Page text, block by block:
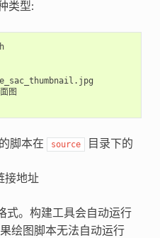
类型:
path/to/script.sh
脚本在 source
目录下的
接地址
式。构建工具会自动运行
绘图脚本无法自动运行